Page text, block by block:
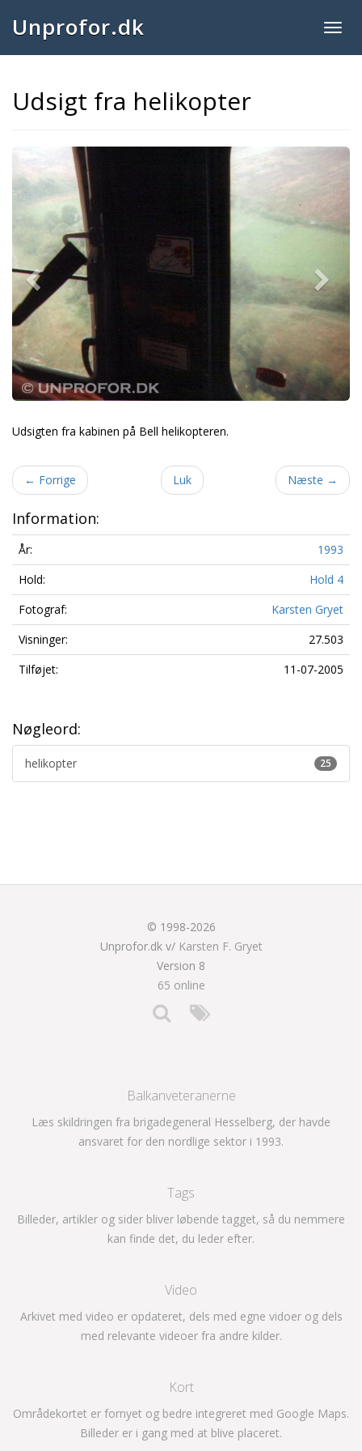
Unprofor.dk
Udsigt fra helikopter
Udsigten fra kabinen på Bell helikopteren.
← Forrige Luk Næste →
Information:
År:
1993
Hold:
Hold 4
Fotograf:
Karsten Gryet
Visninger:
27.503
Tilføjet:
11-07-2005
Nøgleord:
25
helikopter
© 1998-2026
Unprofor.dk v/ Karsten F. Gryet
Version 8
65 online
Balkanveteranerne
Læs skildringen fra brigadegeneral Hesselberg, der havde
ansvaret for den nordlige sektor i 1993.
Tags
Billeder, artikler og sider bliver løbende tagget, så du nemmere
kan finde det, du leder efter.
Video
Arkivet med video er opdateret, dels med egne vidoer og dels
med relevante videoer fra andre kilder.
Kort
Områdekortet er fornyet og bedre integreret med Google Maps.
Billeder er i gang med at blive placeret.